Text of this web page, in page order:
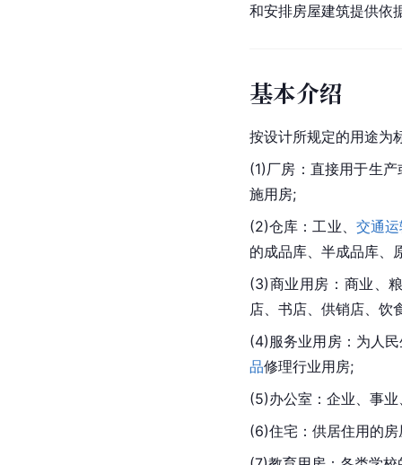
和安排房屋建筑提供依
基本介绍
按设计所规定的用途为
(1)厂房：直接用于生
施用房;
(2)仓库：工业、 交通
的成品库、半成品库、
(3)商业用房：商业、
店、书店、供销店、饮
(4)服务业用房：为人
品修理行业用房;
(5)办公室：企业、事
(6)住宅：供居住用的